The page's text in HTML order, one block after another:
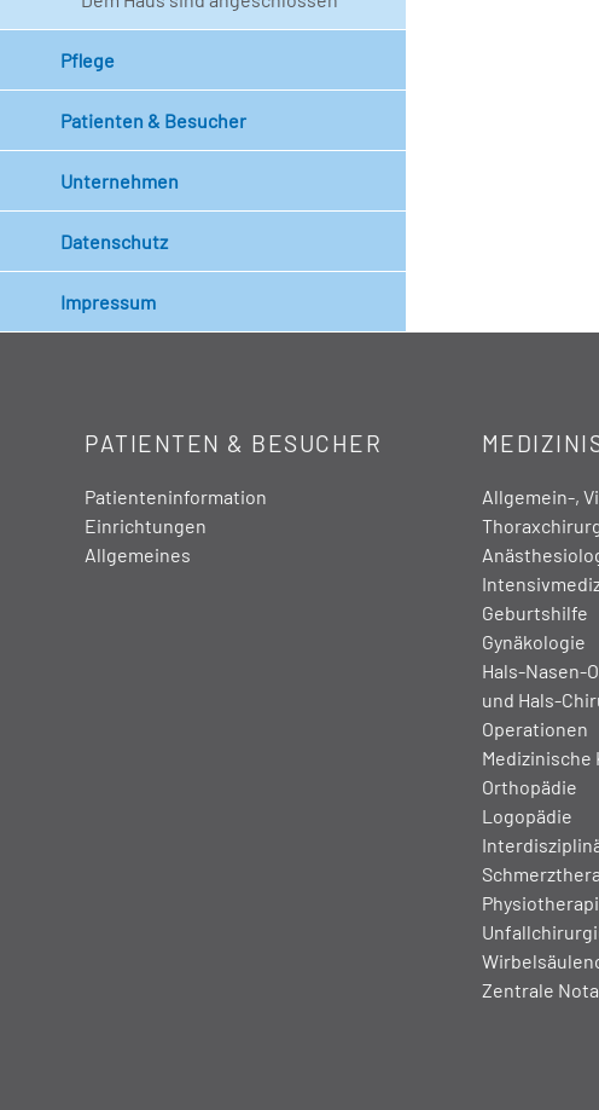
Pflege
Patienten & Besucher
Unternehmen
Datenschutz
Impressum
PATIENTEN & BESUCHER
Patienteninformation
Einrichtungen
Allgemeines
Allgemein-,
Geburtshilfe
Gynäkologie
Hals-Nasen-
und Hals-
Operationen
Medizinische
Orthopädie
Logopädie
Zentrale